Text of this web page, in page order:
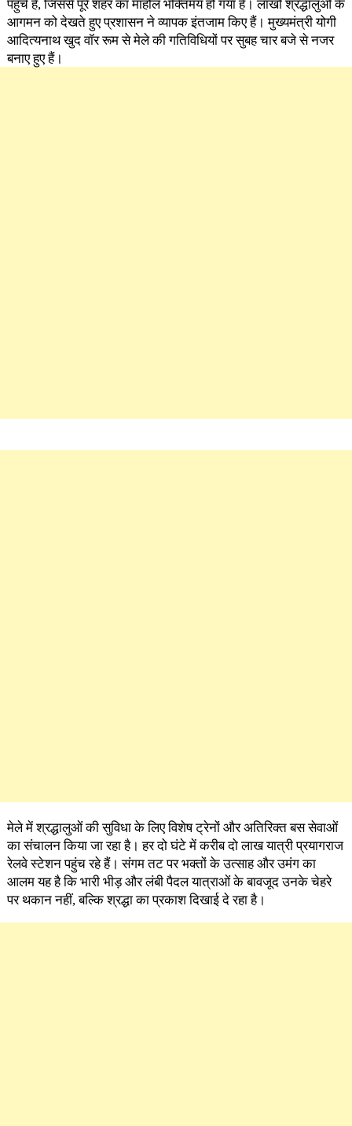
पहुंचे हैं, जिससे पूरे शहर का माहौल भक्तिमय हो गया है। लाखों श्रद्धालुओं के
आगमन को देखते हुए प्रशासन ने व्यापक इंतजाम किए हैं। मुख्यमंत्री योगी
आदित्यनाथ खुद वॉर रूम से मेले की गतिविधियों पर सुबह चार बजे से नजर
बनाए हुए हैं।
मेले में श्रद्धालुओं की सुविधा के लिए विशेष ट्रेनों और अतिरिक्त बस सेवाओं
का संचालन किया जा रहा है। हर दो घंटे में करीब दो लाख यात्री प्रयागराज
रेलवे स्टेशन पहुंच रहे हैं। संगम तट पर भक्तों के उत्साह और उमंग का
आलम यह है कि भारी भीड़ और लंबी पैदल यात्राओं के बावजूद उनके चेहरे
पर थकान नहीं, बल्कि श्रद्धा का प्रकाश दिखाई दे रहा है।